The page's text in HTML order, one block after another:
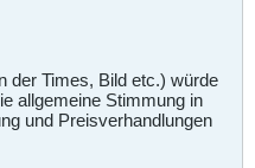
der Times, Bild etc.) würde
allgemeine Stimmung in
und Preisverhandlungen